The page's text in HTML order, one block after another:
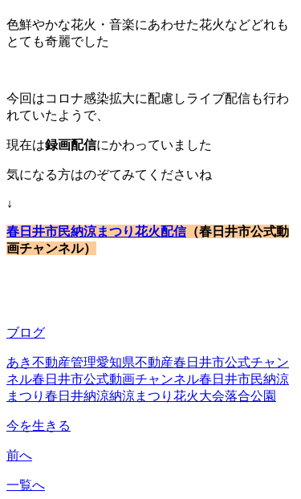
色鮮やかな花火・音楽にあわせた花火などどれも
とても奇麗でした
今回はコロナ感染拡大に配慮しライブ配信も行わ
れていたようで、
現在は録画配信にかわっていました
気になる方はのぞてみてくださいね
↓
春日井市民納涼まつり花火配信（春日井市公式動
画チャンネル）
ブログ
あき不動産管理愛知県不動産春日井市公式チャン
ネル春日井市公式動画チャンネル春日井市民納涼
まつり 春日井納涼納涼まつり 花火大会落合公園
今を生きる
前へ
一覧へ